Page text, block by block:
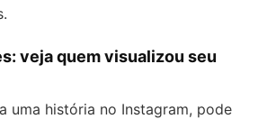
veja quem visualizou seu
uma história no Instagram, pode